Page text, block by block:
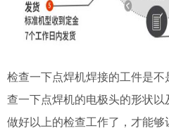
检查一下点焊机焊接的工件是
查一下点焊机的电极头的形状
做好以上的检查工作了，才能